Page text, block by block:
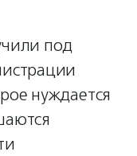
под
нуждается